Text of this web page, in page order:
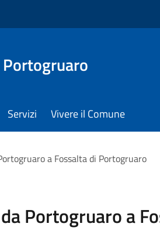
Servizi Vivere il Comune
a Fossalta di Portogruaro
Portogruaro a